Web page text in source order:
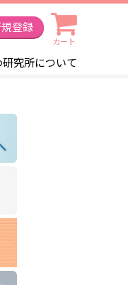
登録
カート
研究所について